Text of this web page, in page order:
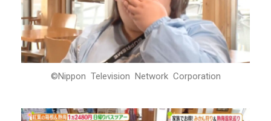
©Nippon Television Network Corporation